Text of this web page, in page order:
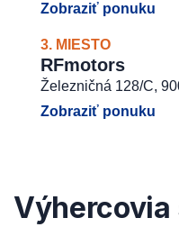
Zobraziť ponuku
3. MIESTO
RFmotors
Železničná 128/C,
Zobraziť ponuku